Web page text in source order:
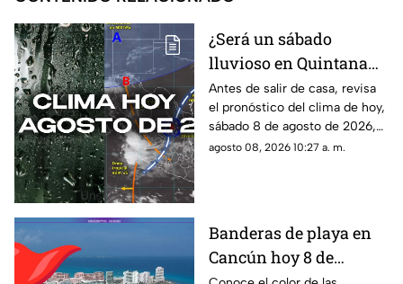
¿Será un sábado
lluvioso en Quintana
Roo? Pronóstico del
clima HOY, sábado 8 de
agosto de 2026, en
Cancún y el resto del
Antes de salir de casa, revisa
el pronóstico del clima de hoy,
sábado 8 de agosto de 2026,
en Cancún y el resto de
agosto 08, 2026 10:27 a. m.
Banderas de playa en
Cancún hoy 8 de